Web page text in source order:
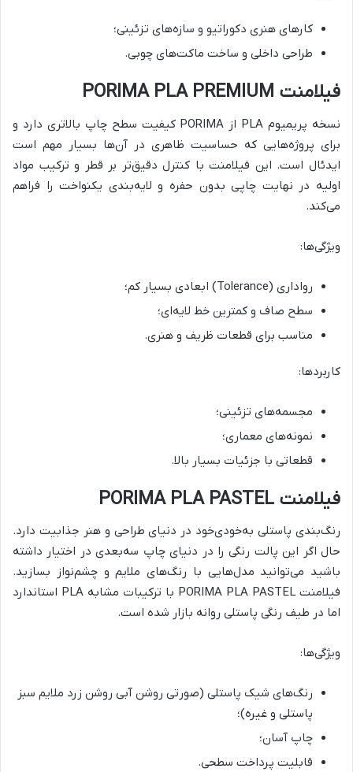
کارهای هنری دکوراتیو و سازه‌های تزئینی؛
طراحی داخلی و ساخت ماکت‌های چوبی.
فیلامنت PORIMA PLA PREMIUM
نسخه پریمیوم PLA از PORIMA کیفیت سطح چاپ بالاتری دارد و
برای پروژه‌هایی که حساسیت ظاهری در آن‌ها بسیار مهم است
ایدئال است. این فیلامنت با کنترل دقیق‌تر بر قطر و ترکیب مواد
اولیه در نهایت چاپی بدون حفره و لایه‌بندی یکنواخت را فراهم
می‌کند.
ویژگی‌ها:
رواداری (Tolerance) ابعادی بسیار کم؛
سطح صاف و کمترین خط لایه‌ای؛
مناسب برای قطعات ظریف و هنری.
کاربردها:
مجسمه‌های تزئینی؛
نمونه‌های معماری؛
قطعاتی با جزئیات بسیار بالا.
فیلامنت PORIMA PLA PASTEL
رنگ‌بندی پاستلی به‌خودی‌خود در دنیای طراحی و هنر جذابیت دارد.
حال اگر این پالت رنگی را در دنیای چاپ سه‌بعدی در اختیار داشته
باشید می‌توانید مدل‌هایی با رنگ‌های ملایم و چشم‌نواز بسازید.
فیلامنت PORIMA PLA PASTEL با ترکیبات مشابه PLA استاندارد
اما در طیف رنگی پاستلی روانه بازار شده است.
ویژگی‌ها:
رنگ‌های شیک پاستلی (صورتی روشن آبی روشن زرد ملایم سبز
پاستلی و غیره)؛
چاپ آسان؛
قابلیت پرداخت سطحی.